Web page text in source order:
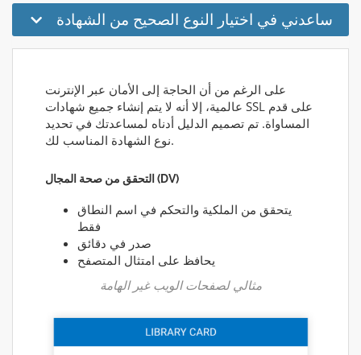
ساعدني في اختيار النوع الصحيح من الشهادة
على الرغم من أن الحاجة إلى الأمان عبر الإنترنت
عالمية، إلا أنه لا يتم إنشاء جميع شهادات SSL على قدم
المساواة. تم تصميم الدليل أدناه لمساعدتك في تحديد
نوع الشهادة المناسب لك.
التحقق من صحة المجال (DV)
يتحقق من الملكية والتحكم في اسم النطاق
فقط
صدر في دقائق
يحافظ على امتثال المتصفح
مثالي لصفحات الويب غير الهامة